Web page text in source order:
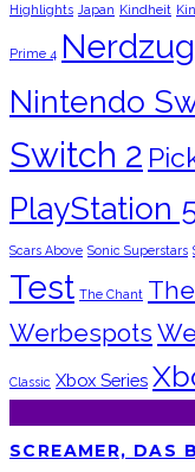
Highlights Japan Kindheit
Prime 4
Nintendo
Switch 2
PlayStation
Scars Above Sonic Superstars
Test The Chant
Werbespots
Classic Xbox Series
SCREAMER, DAS